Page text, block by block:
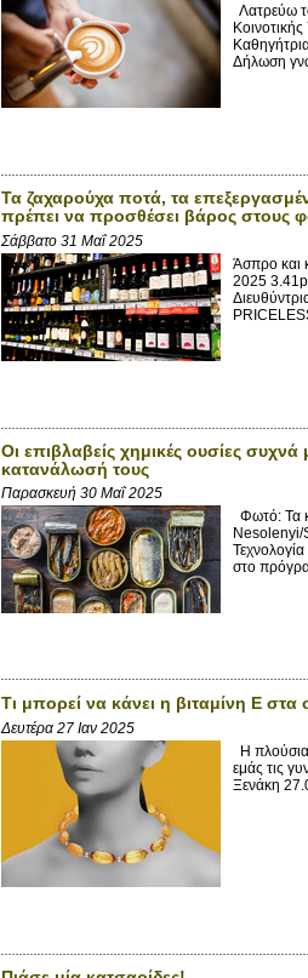
Λατρεύω
Δήλωση
Τα ζαχαρούχα ποτά, τα
πρέπει να προσθέσει βάρος στους
Σάββατο 31 Μαΐ 2025
Άσπρο και
2025
Οι επιβλαβείς χημικές ουσίες
κατανάλωσή τους
Παρασκευή 30 Μαΐ 2025
Φωτό: Τα
Nesolenyi/
στο
Τι μπορεί να κάνει η βιταμίνη Ε
Δευτέρα 27 Ιαν 2025
Η
εμάς τις
Ξενάκη